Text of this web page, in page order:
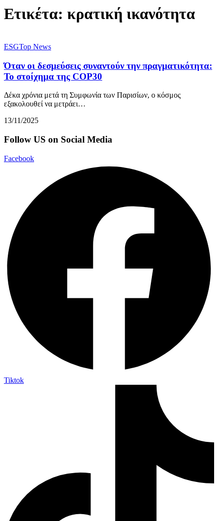
Ετικέτα: κρατική ικανότητα
ESGTop News
Όταν οι δεσμεύσεις συναντούν την πραγματικότητα:
Το στοίχημα της COP30
Δέκα χρόνια μετά τη Συμφωνία των Παρισίων, ο κόσμος
εξακολουθεί να μετράει…
13/11/2025
Follow US on Social Media
Facebook
Tiktok